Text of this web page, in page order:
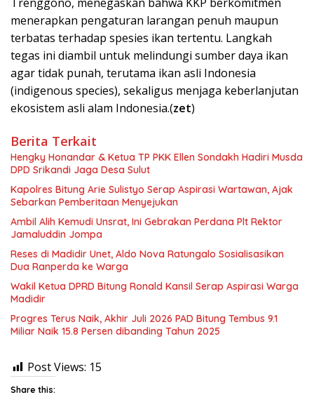
menerapkan pengaturan larangan penuh maupun
terbatas terhadap spesies ikan tertentu. Langkah
tegas ini diambil untuk melindungi sumber daya ikan
agar tidak punah, terutama ikan asli Indonesia
(indigenous species), sekaligus menjaga keberlanjutan
ekosistem asli alam Indonesia.(zet)
Berita Terkait
Hengky Honandar & Ketua TP PKK Ellen Sondakh Hadiri Musda
DPD Srikandi Jaga Desa Sulut
Kapolres Bitung Arie Sulistyo Serap Aspirasi Wartawan, Ajak
Sebarkan Pemberitaan Menyejukan
Ambil Alih Kemudi Unsrat, Ini Gebrakan Perdana Plt Rektor
Jamaluddin Jompa
Reses di Madidir Unet, Aldo Nova Ratungalo Sosialisasikan
Dua Ranperda ke Warga
Wakil Ketua DPRD Bitung Ronald Kansil Serap Aspirasi Warga
Madidir
Progres Terus Naik, Akhir Juli 2026 PAD Bitung Tembus 9.1
Miliar Naik 15.8 Persen dibanding Tahun 2025
Post Views: 15
Share this: